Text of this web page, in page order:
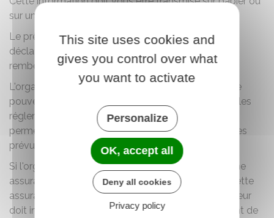
sur un autre
Le prêteur doit également vous avertir en cas de
déclaration d'incident au
fichier des incidents de
remboursement.
L'organisme financier peut décider, même si vous ne
pouvez plus payer vos cotisations d'assurance, de les
régler temporairement à votre place, pour vous
permettre de ne pas perdre le bénéfice des garanties
prévues dans le contrat.
Si l'organisme de crédit a exigé que vous preniez une
assurance pour le prêt et que vous avez souscrit cette
assurance auprès d'une compagnie externe, l'assureur
doit informer l'organisme de crédit du non-paiement de
This site uses cookies and
gives you control over what
you want to activate
Personalize
OK, accept all
Deny all cookies
Privacy policy